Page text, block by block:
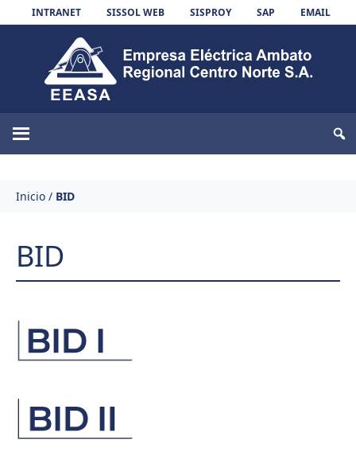
Skip to content
INTRANET SISSOL WEB SISPROY SAP EMAIL
EEASA
Inicio / BID
BID